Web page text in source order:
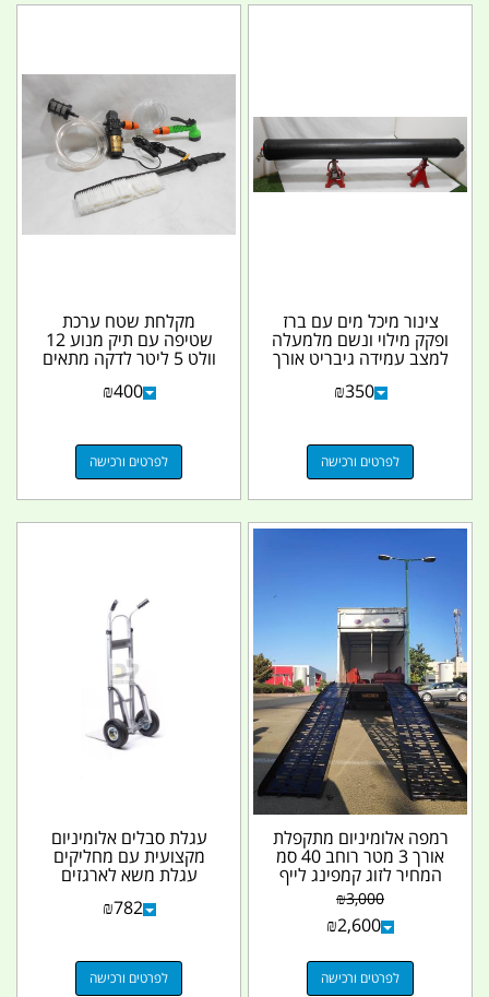
צינור מיכל מים עם ברז
ופקק מילוי ונשם מלמעלה
למצב עמידה גיבריט אורך
₪350
לפרטים ורכישה
מקלחת שטח ערכת
שטיפה עם תיק מנוע 12
וולט 5 ליטר לדקה מתאים
גם לרחיצת אופנוע ג'ט...
₪400
לפרטים ורכישה
רמפה אלומיניום מתקפלת
אורך 3 מטר רוחב 40 סמ
המחיר לזוג קמפינג לייף
₪3,000
₪2,600
לפרטים ורכישה
עגלת סבלים אלומיניום
מקצועית עם מחליקים
עגלת משא לארגזים
₪782
לפרטים ורכישה